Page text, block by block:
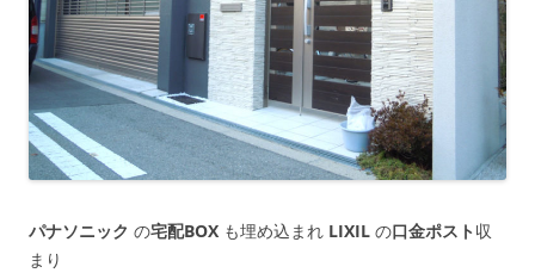
パナソニック の宅配BOX も埋め込まれ LIXIL の口金ポスト 収
まり